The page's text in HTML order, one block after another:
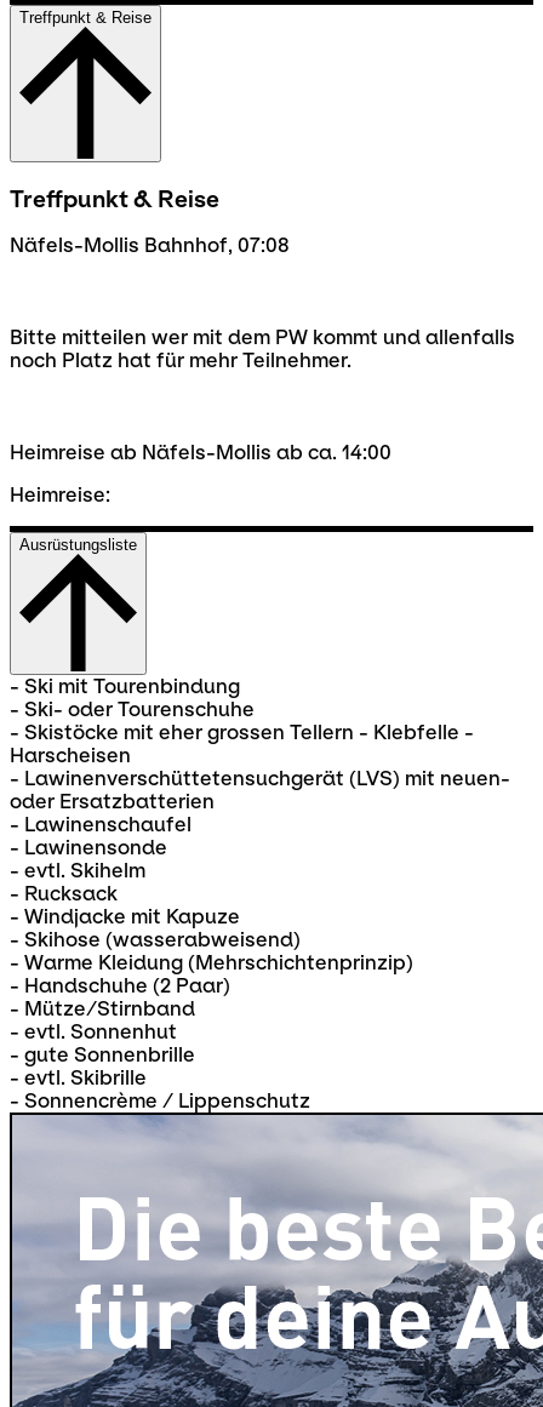
Treffpunkt & Reise
Treffpunkt & Reise
Näfels-Mollis Bahnhof, 07:08
Bitte mitteilen wer mit dem PW kommt und allenfalls
noch Platz hat für mehr Teilnehmer.
Heimreise ab Näfels-Mollis ab ca. 14:00
Heimreise:
Ausrüstungsliste
- Ski mit Tourenbindung
- Ski- oder Tourenschuhe
- Skistöcke mit eher grossen Tellern - Klebfelle -
Harscheisen
- Lawinenverschüttetensuchgerät (LVS) mit neuen-
oder Ersatzbatterien
- Lawinenschaufel
- Lawinensonde
- evtl. Skihelm
- Rucksack
- Windjacke mit Kapuze
- Skihose (wasserabweisend)
- Warme Kleidung (Mehrschichtenprinzip)
- Handschuhe (2 Paar)
- Mütze/Stirnband
- evtl. Sonnenhut
- gute Sonnenbrille
- evtl. Skibrille
- Sonnencrème / Lippenschutz